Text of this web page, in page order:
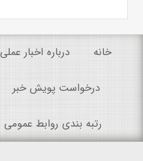
خانه درباره اخبار عملی
درخواست پویش خبر
رتبه بندی روابط عمومی